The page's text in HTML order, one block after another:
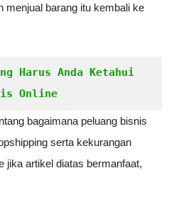
menjual barang itu kembali ke
Harus Anda Ketahui
Online
bagaimana peluang bisnis
serta kekurangan
jika artikel diatas bermanfaat,